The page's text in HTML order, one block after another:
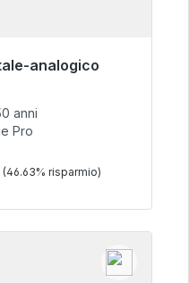
analogico
immediata, tempo di
€
anni
Pro
(46.63% risparmio)